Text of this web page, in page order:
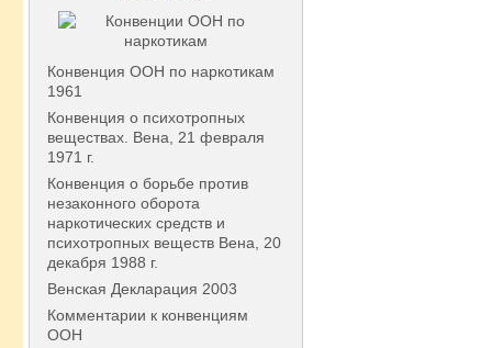
Конвенция ООН по наркотикам
1961
Конвенция о психотропных
веществах. Вена, 21 февраля
1971 г.
Конвенция о борьбе против
незаконного оборота
наркотических средств и
психотропных веществ Вена, 20
декабря 1988 г.
Венская Декларация 2003
Комментарии к конвенциям
ООН